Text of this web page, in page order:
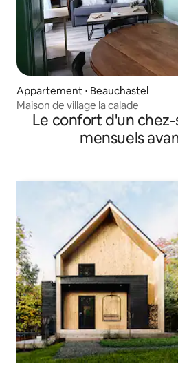
Appartement ⋅ Beauchastel
Maison de village la calade
Le confort d'un
mensuels